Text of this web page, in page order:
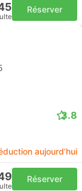
Réserver
3.8
aujourd’hui
Réserver